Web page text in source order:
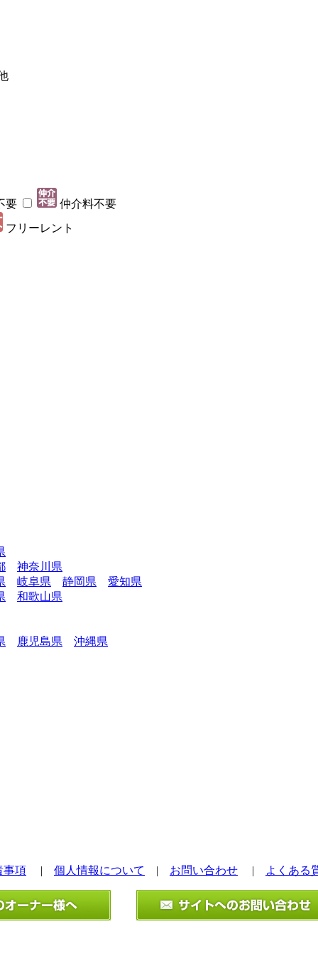
要
仲介料不要
フリーレント
神奈川県
岐阜県 静岡県
愛知県
和歌山県
鹿児島県 沖縄県
事項 | 個人情報について | お問い合わせ | よくある